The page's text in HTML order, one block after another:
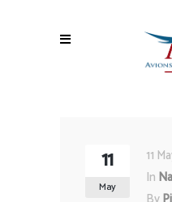
11
May
11
In